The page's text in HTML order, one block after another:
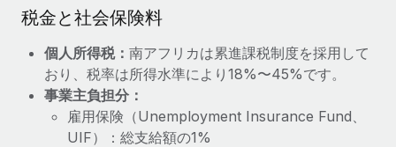
Remoteの使命は、世界のどこにいても、あらゆる規模の企業が
業務に最適な人材を採用し、管理し、給与を支給できるようにす
ることです。この数週間で、新しい統合、機能、改良点をリリー
スしました。...
詳細を見る
税金と社会保険料
個人所得税： 南アフリカは累進課税制度を採用して
おり、税率は所得水準により18%〜45%です。
事業主負担分：
雇用保険（Unemployment Insurance Fund、
UIF）：総支給額の1%